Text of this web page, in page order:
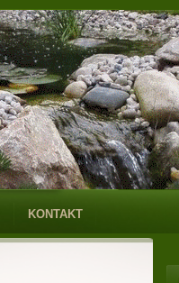
KONTAKT